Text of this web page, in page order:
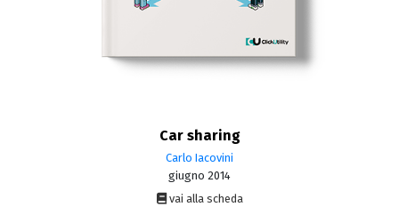
Car sharing
Carlo Iacovini
giugno 2014
vai alla scheda